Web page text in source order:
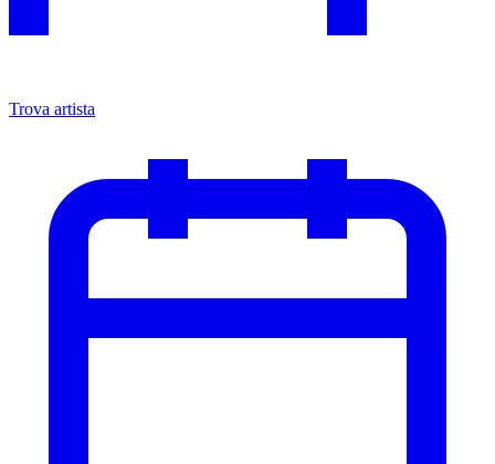
Trova artista